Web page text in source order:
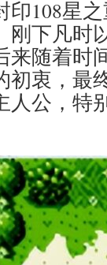
108星
刚下凡时
来随着时
初衷，最
人公，特